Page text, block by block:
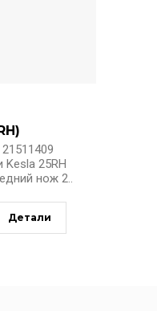
Kesla 25RH
нож 2..
Детали